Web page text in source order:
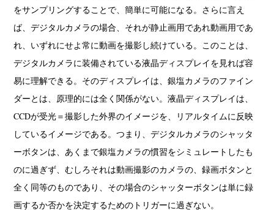
をサンプリングすることで、簡単に可能になる。さらに言え
ば、デジタルカメラの場合、それが静止画用であれ動画用であ
れ、いずれにせよ常に動画を撮影し続けている。このことは、
デジタルカメラに装備されている液晶ディスプレイを見れば容
易に理解できる。そのディスプレイは、銀塩カメラのファイン
ダーとは、原理的には全く関係がない。液晶ディスプレイは、
CCDが受光＝撮影した外界のイメージを、リアルタイムに反映
しているイメージである。つまり、デジタルカメラのシャッタ
ーボタンは、あくまで銀塩カメラの慣習をシミュレートしたも
のに過ぎず、むしろそれは動画撮影のカメラの、録画ボタンと
全く同等のものであり、その場合のシャッターボタンは単に録
画するか否かを決定するためのトリガーに過ぎない。